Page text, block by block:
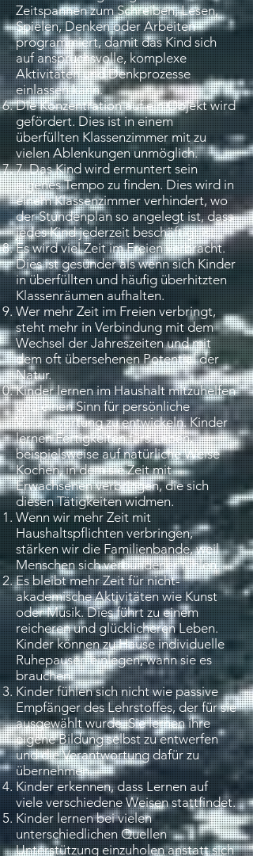
Zeitspannen zum Schreiben, Lesen,
Spielen, Denken oder Arbeiten
programmiert, damit das Kind sich
auf anspruchsvolle, komplexe
Aktivitäten und Denkprozesse
einlassen kann.
Die Konzentration auf ein Objekt wird
gefördert. Dies ist in einem
überfüllten Klassenzimmer mit zu
vielen Ablenkungen unmöglich.
7. Das Kind wird ermuntert sein
eigenes Tempo zu finden. Dies wird in
einem Klassenzimmer verhindert, wo
der Stundenplan so angelegt ist, dass
jedes Kind jederzeit beschäftigt ist.
Es wird viel Zeit im Freien verbracht.
Dies ist gesünder als wenn sich Kinder
in überfüllten und häufig überhitzten
Klassenräumen aufhalten.
Wer mehr Zeit im Freien verbringt,
steht mehr in Verbindung mit dem
Wechsel der Jahreszeiten und mit
dem oft übersehenen Potential der
Natur.
Kinder lernen im Haushalt mitzuhelfen
und einen Sinn für persönliche
Verantwortung zu entwickeln. Kinder
lernen Fertigkeiten fürs Leben,
beispielsweise auf natürliche Weise
Kochen, in dem sie Zeit mit
Erwachsenen verbringen, die sich
diesen Tätigkeiten widmen.
Wenn wir mehr Zeit mit
Haushaltspflichten verbringen,
stärken wir die Familienbande, weil
Menschen sich verbundener fühlen.
Es bleibt mehr Zeit für nicht-
akademische Aktivitäten wie Kunst
oder Musik. Dies führt zu einem
reicheren und glücklicheren Leben.
Kinder können zu Hause individuelle
Ruhepausen einlegen, wann sie es
brauchen.
Kinder fühlen sich nicht wie passive
Empfänger des Lehrstoffes, der für sie
ausgewählt wurde. Sie lernen ihre
eigene Bildung selbst zu entwerfen
und die Verantwortung dafür zu
übernehmen.
Kinder erkennen, dass Lernen auf
viele verschiedene Weisen stattfindet.
Kinder lernen bei vielen
unterschiedlichen Quellen
Unterstützung einzuholen anstatt sich